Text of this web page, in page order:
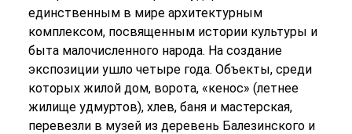
единственным в мире архитектурным
комплексом, посвященным истории культуры и
быта малочисленного народа. На создание
экспозиции ушло четыре года. Объекты, среди
которых жилой дом, ворота, «кенос» (летнее
жилище удмуртов), хлев, баня и мастерская,
перевезли в музей из деревень Балезинского и